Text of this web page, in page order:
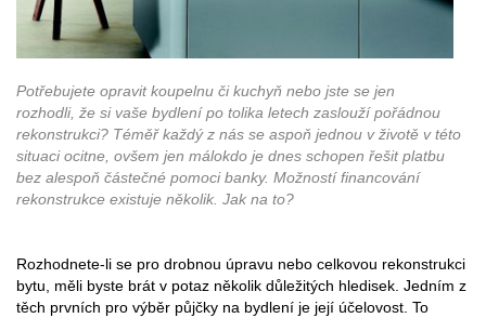
Potřebujete opravit koupelnu či kuchyň nebo jste se jen
rozhodli, že si vaše bydlení po tolika letech zaslouží pořádnou
rekonstrukci? Téměř každý z nás se aspoň jednou v životě v této
situaci ocitne, ovšem jen málokdo je dnes schopen řešit platbu
bez alespoň částečné pomoci banky. Možností financování
rekonstrukce existuje několik. Jak na to?
Rozhodnete-li se pro drobnou úpravu nebo celkovou rekonstrukci
bytu, měli byste brát v potaz několik důležitých hledisek. Jedním z
těch prvních pro výběr půjčky na bydlení je její účelovost. To